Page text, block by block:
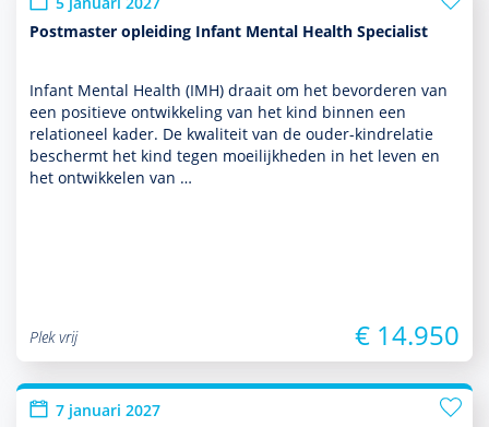
Postmaster opleiding Infant Mental Health Specialist
Infant Mental Health (IMH) draait om het bevor­deren van
een positieve ont­wikke­ling van het kind binnen een
relationeel kader. De kwaliteit van de ouder-kindrelatie
beschermt het kind tegen moeilijkheden in het leven en
het ontwik­kelen van …
Plek vrij € 14.950
7 januari 2027